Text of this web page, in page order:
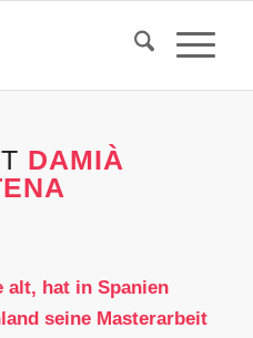
DAMIÀ
alt, hat in Spanien
seine Masterarbeit